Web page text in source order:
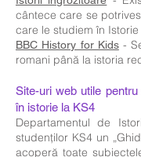
cântece care se
care le studiem în Istorie
BBC History for Kids-
romani până la istoria
Site-uri web utile
în istorie la KS4
Departamentul de
studenților KS4 un
acoperă toate